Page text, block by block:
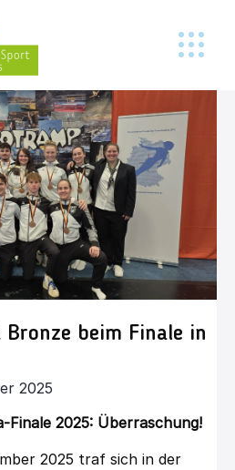
beim Finale in
2025
Finale 2025: Überraschung!
2025 traf sich in der